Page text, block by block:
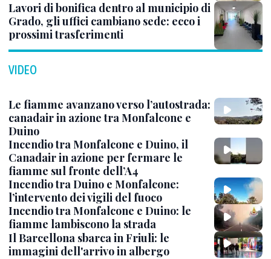
Lavori di bonifica dentro al municipio di
Grado, gli uffici cambiano sede: ecco i
prossimi trasferimenti
VIDEO
Le fiamme avanzano verso l’autostrada:
canadair in azione tra Monfalcone e
Duino
Incendio tra Monfalcone e Duino, il
Canadair in azione per fermare le
fiamme sul fronte dell’A4
Incendio tra Duino e Monfalcone:
l’intervento dei vigili del fuoco
Incendio tra Monfalcone e Duino: le
fiamme lambiscono la strada
Il Barcellona sbarca in Friuli: le
immagini dell'arrivo in albergo